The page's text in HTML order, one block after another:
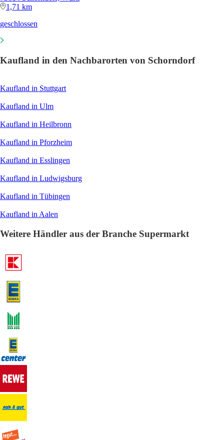
1,71 km
geschlossen
Kaufland in den Nachbarorten von Schorndorf
Kaufland in Stuttgart
Kaufland in Ulm
Kaufland in Heilbronn
Kaufland in Pforzheim
Kaufland in Esslingen
Kaufland in Ludwigsburg
Kaufland in Tübingen
Kaufland in Aalen
Weitere Händler aus der Branche Supermarkt